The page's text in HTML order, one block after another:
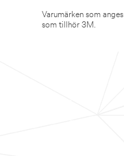
Varumärken som
som tillhör 3M.